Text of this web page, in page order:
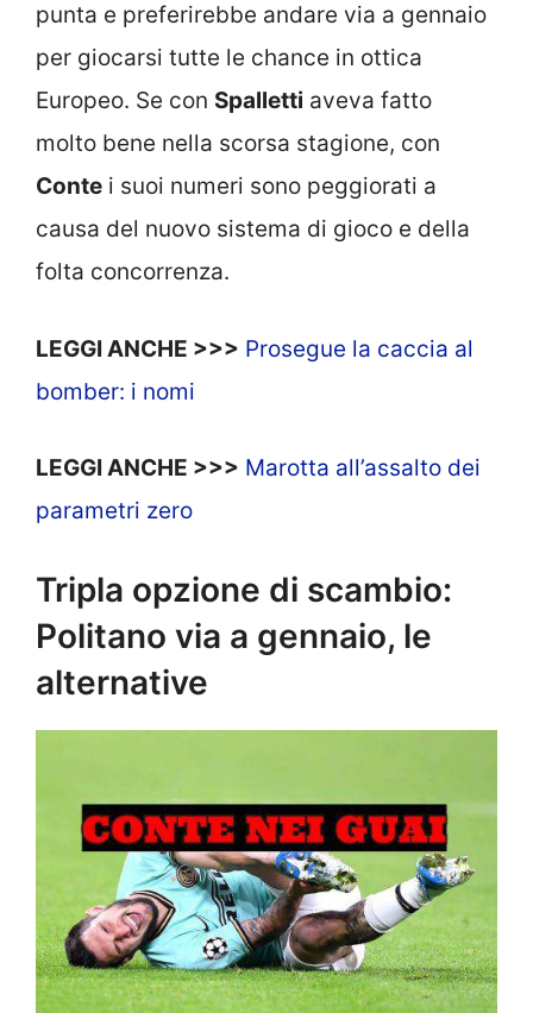
punta e preferirebbe andare via a gennaio
per giocarsi tutte le chance in ottica
Europeo. Se con Spalletti aveva fatto
molto bene nella scorsa stagione, con
Conte i suoi numeri sono peggiorati a
causa del nuovo sistema di gioco e della
folta concorrenza.
LEGGI ANCHE >>> Prosegue la caccia al
bomber: i nomi
LEGGI ANCHE >>> Marotta all’assalto dei
parametri zero
Tripla opzione di scambio:
Politano via a gennaio, le
alternative